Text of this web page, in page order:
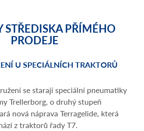
STŘEDISKA PŘÍMÉHO
PRODEJE
U SPECIÁLNÍCH TRAKTORŮ
se starají speciální pneumatiky
Trellerborg, o druhý stupeň
nová náprava Terragelide, která
z traktorů řady T7.